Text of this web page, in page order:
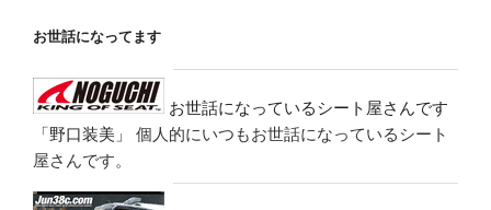
お世話になってます
お世話になっているシート屋さんです
「野口装美」
個人的にいつもお世話になっているシート
屋さんです。